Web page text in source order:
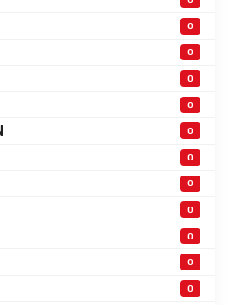
0
0
0
0
0
0
0
0
0
0
0